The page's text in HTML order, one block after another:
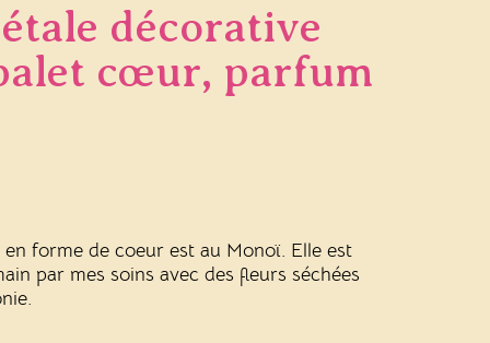
décorative
cœur, parfum
forme de coeur est au Monoï. Elle est
par mes soins avec des fleurs séchées